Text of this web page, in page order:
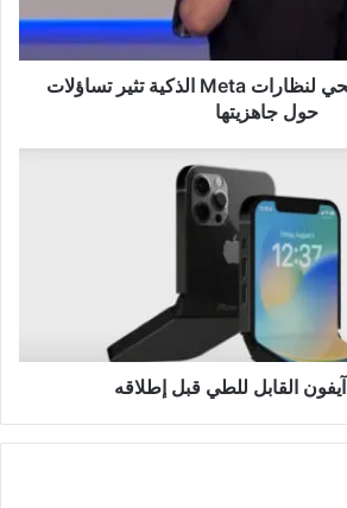
إخفاقات العرض الحي لنظارات Meta الذكية تثير تساؤلات
حول جاهزيتها
آيفون القابل للطي قبل إطلاقه